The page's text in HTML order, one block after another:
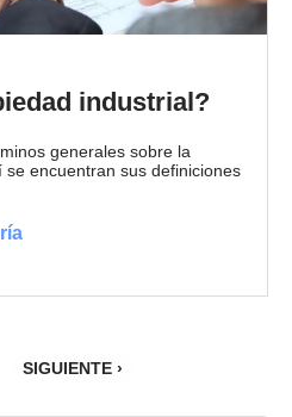
industrial?
generales sobre la
se encuentran sus definiciones
SIGUIENTE ›